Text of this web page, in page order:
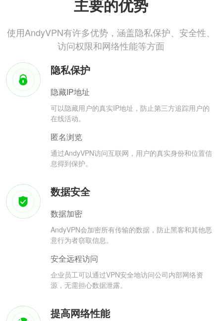
主要的优势
使用AndyVPN有许多优势，涵盖隐私保护、安全性、
访问权限和网络性能等方面
隐私保护
隐藏IP地址
可以隐藏用户的真实IP地址，防止第三方追踪用户的
在线活动。
匿名浏览
通过AndyVPN访问互联网，用户的真实身份和位置信
息得到保护。
数据安全
数据加密
AndyVPN会加密所有传输的数据，防止黑客和其他恶
意行为者窃取信息。
安全远程访问
企业员工可以通过VPN安全地访问公司内部网络资
源，无需担心数据泄露。
提高网络性能